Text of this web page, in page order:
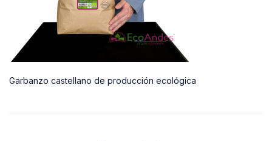
Garbanzo castellano de producción ecológica